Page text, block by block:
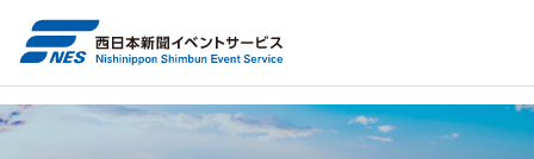
トップ
ニュース
「平戸モノ語り」展 展覧会スタッフ（短期アルバイト）募集について